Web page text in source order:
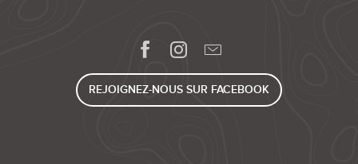
REJOIGNEZ-NOUS SUR FACEBOOK